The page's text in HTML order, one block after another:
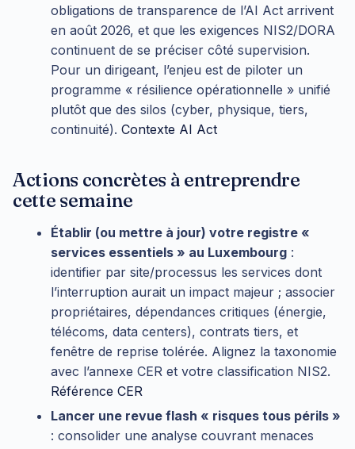
obligations de transparence de l’AI Act arrivent
en août 2026, et que les exigences NIS2/DORA
continuent de se préciser côté supervision.
Pour un dirigeant, l’enjeu est de piloter un
programme « résilience opérationnelle » unifié
plutôt que des silos (cyber, physique, tiers,
continuité). Contexte AI Act
Actions concrètes à entreprendre
cette semaine
Établir (ou mettre à jour) votre registre «
services essentiels » au Luxembourg :
identifier par site/processus les services dont
l’interruption aurait un impact majeur ; associer
propriétaires, dépendances critiques (énergie,
télécoms, data centers), contrats tiers, et
fenêtre de reprise tolérée. Alignez la taxonomie
avec l’annexe CER et votre classification NIS2.
Référence CER
Lancer une revue flash « risques tous périls »
: consolider une analyse couvrant menaces